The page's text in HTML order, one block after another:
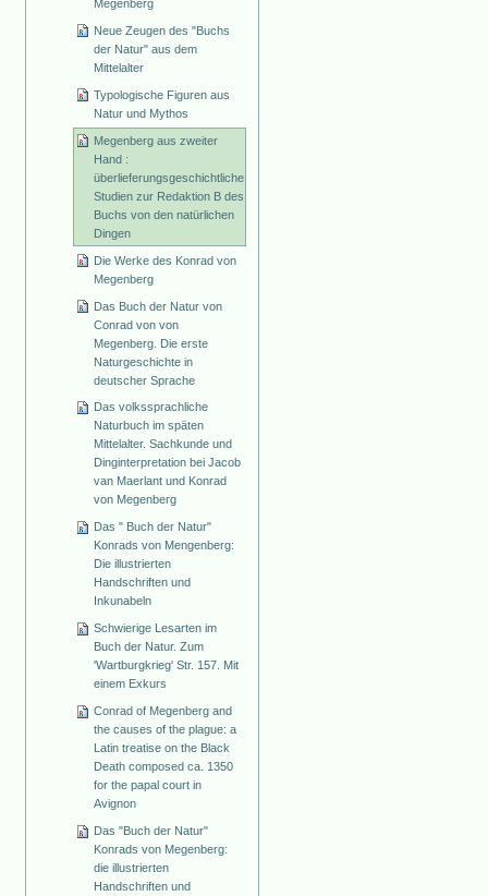
Megenberg
Neue Zeugen des "Buchs
der Natur" aus dem
Mittelalter
Typologische Figuren aus
Natur und Mythos
Megenberg aus zweiter
Hand :
überlieferungsgeschichtliche
Studien zur Redaktion B des
Buchs von den natürlichen
Dingen
Die Werke des Konrad von
Megenberg
Das Buch der Natur von
Conrad von von
Megenberg. Die erste
Naturgeschichte in
deutscher Sprache
Das volkssprachliche
Naturbuch im späten
Mittelalter. Sachkunde und
Dinginterpretation bei Jacob
van Maerlant und Konrad
von Megenberg
Das " Buch der Natur"
Konrads von Mengenberg:
Die illustrierten
Handschriften und
Inkunabeln
Schwierige Lesarten im
Buch der Natur. Zum
'Wartburgkrieg' Str. 157. Mit
einem Exkurs
Conrad of Megenberg and
the causes of the plague: a
Latin treatise on the Black
Death composed ca. 1350
for the papal court in
Avignon
Das "Buch der Natur"
Konrads von Megenberg:
die illustrierten
Handschriften und